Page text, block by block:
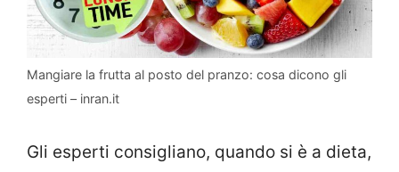
Mangiare la frutta al posto del pranzo: cosa dicono gli
esperti – inran.it
Gli esperti consigliano, quando si è a dieta,